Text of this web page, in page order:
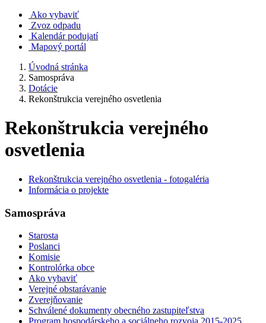
Ako vybaviť
Zvoz odpadu
Kalendár podujatí
Mapový portál
Úvodná stránka
Samospráva
Dotácie
Rekonštrukcia verejného osvetlenia
Rekonštrukcia verejného
osvetlenia
Rekonštrukcia verejného osvetlenia - fotogaléria
Informácia o projekte
Samospráva
Starosta
Poslanci
Komisie
Kontrolórka obce
Ako vybaviť
Verejné obstarávanie
Zverejňovanie
Schválené dokumenty obecného zastupiteľstva